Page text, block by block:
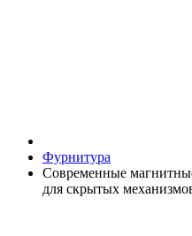
Фурнитура
Современные
для скрытых